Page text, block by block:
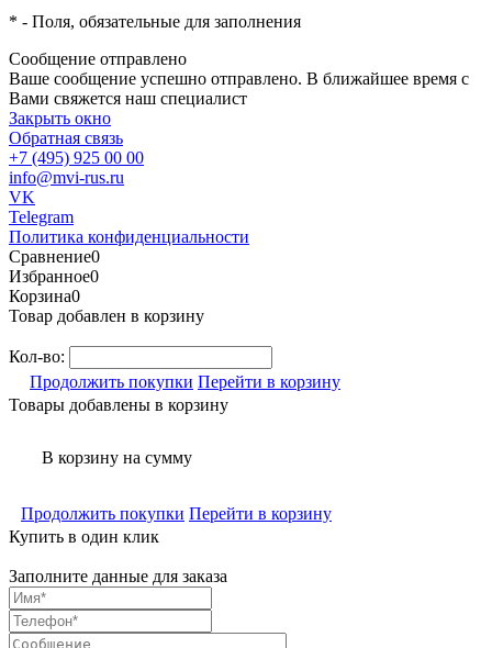
* - Поля, обязательные для заполнения
Сообщение отправлено
Ваше сообщение успешно отправлено. В ближайшее время с
Вами свяжется наш специалист
Закрыть окно
Обратная связь
+7 (495) 925 00 00
info@mvi-rus.ru
VK
Telegram
Политика конфиденциальности
Сравнение0
Избранное0
Корзина0
Товар добавлен в корзину
Кол-во:
Продолжить покупки Перейти в корзину
Товары добавлены в корзину
В корзину на сумму
Продолжить покупки Перейти в корзину
Купить в один клик
Заполните данные для заказа